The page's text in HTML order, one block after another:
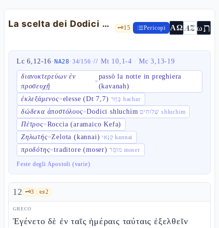
La scelta dei Dodici — Lc 6,12-16 🗝️15 Pericopi ΑΩ AZωת
Lc 6,12-16· NA28· 34/156·// Mt 10,1-4 · Mc 3,13-19
διανυκτερεύων ἐν
προσευχῇ
=
passò la notte in preghiera
(kavanah)
ἐκλεξάμενος=elesse (Dt 7,7) בָּחַר bachar
δώδεκα ἀποστόλους=Dodici shluchim שְׁלוּחִים shluchim
Πέτρος=Roccia (aramaico Kefa)
Ζηλωτής=Zelota (kannai) קַנַּאי kannai
προδότης=traditore (moser) מוֹסֵר moser
Feste degli Apostoli (varie)
12 🗝️3 📜2
GRECO
Ἐγένετο δὲ ἐν ταῖς ἡμέραις ταύταις ἐξελθεῖν